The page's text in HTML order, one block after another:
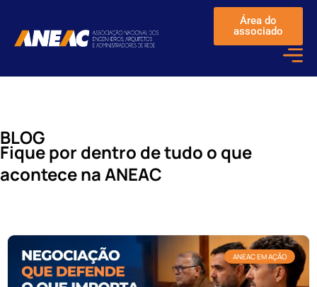
Área do
associado
BLOG
Fique por dentro de tudo o que
acontece na ANEAC
ANEAC EM AÇÃO